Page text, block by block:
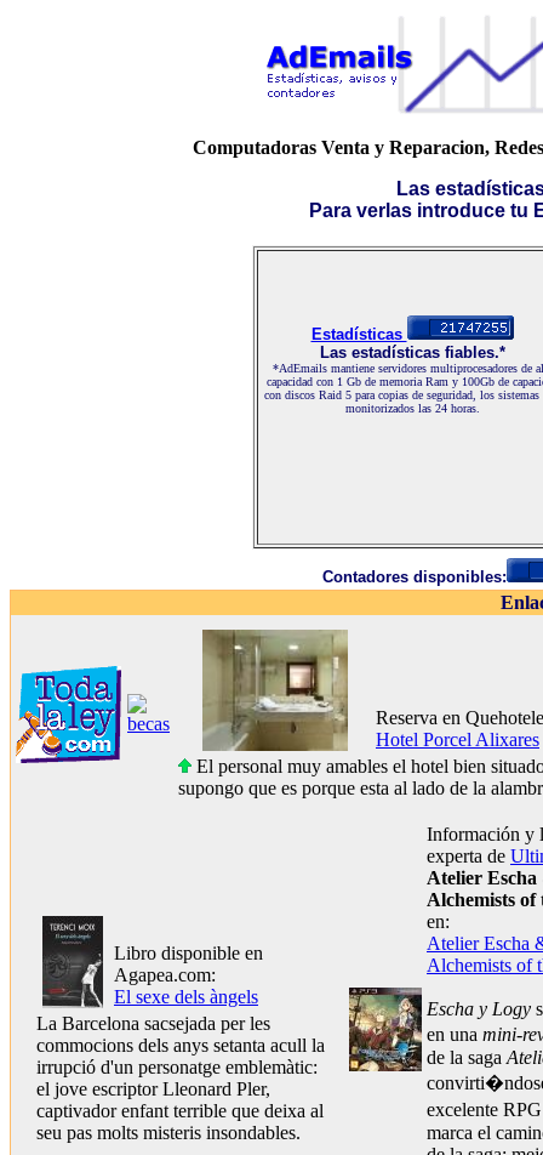
Computadoras Venta y Reparacion,
Las
Para verlas introduce tu
Estadísticas
Las estadísticas fiables.*
*AdEmails mantiene servidores multiprocesadores de
capacidad con 1 Gb de memoria Ram y 100Gb de
con discos Raid 5 para copias de seguridad, los sistemas
monitorizados las 24 horas.
Contadores disponibles:
Reserva en
Hotel Porcel Alixares
El personal muy amables el hotel bien
supongo que es porque esta al lado de la
Libro disponible en
Agapea.com:
El sexe dels àngels
La Barcelona sacsejada per les
commocions dels anys setanta acull la
irrupció d'un personatge emblemàtic:
el jove escriptor Lleonard Pler,
captivador enfant terrible que deixa al
seu pas molts misteris insondables.
Información y
experta de
Atelier
Alchemists of
en:
Atelier Escha
Alchemists of
Escha y Logy
en una mini-
de la saga
excelente
marca el